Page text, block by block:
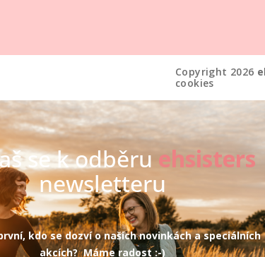
Copyright 2026
cookies
se k odběruehsisters
newsletteru
kdo se dozví o našich novinkách a speciálních
akcích? Máme radost :-)